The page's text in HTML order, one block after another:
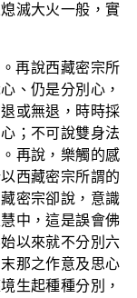
滅大火一般，實
再說西藏密宗所
、仍是分別心，
或無退，時時採
；不可說雙身法
再說，樂觸的感
西藏密宗所謂的
密宗卻說，意識
中，這是誤會佛
以來就不分別六
那之作意及思心
生起種種分別，